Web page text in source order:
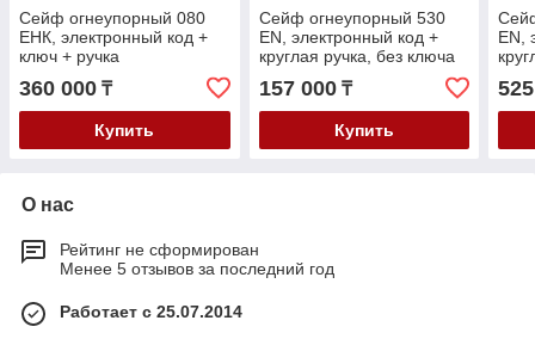
Сейф огнеупорный 080
ЕНК, электронный код +
ключ + ручка
360 000 ₸
Купить
Сейф огнеупорный 530
ЕN, электронный код +
круглая ручка, без ключа
157 000₸
Купить
EN,
О нас
Рейтинг не сформирован
Менее 5 отзывов за последний год
Работает с 25.07.2014